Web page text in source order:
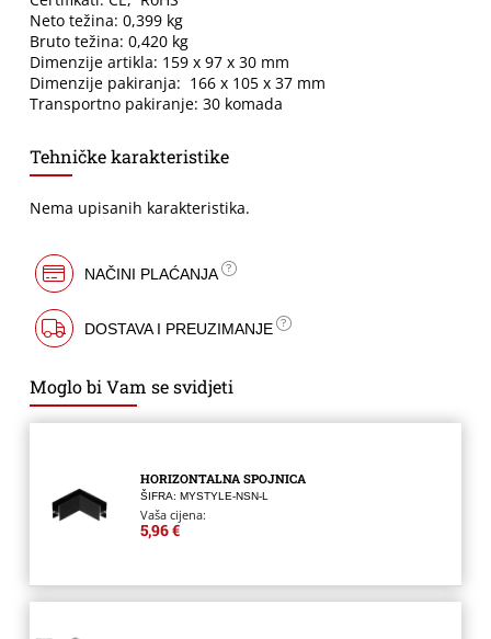
Neto težina: 0,399 kg
Bruto težina: 0,420 kg
Dimenzije artikla: 159 x 97 x 30 mm
Dimenzije pakiranja: 166 x 105 x 37 mm
Transportno pakiranje: 30 komada
Tehničke karakteristike
Nema upisanih karakteristika.
NAČINI PLAĆANJA
DOSTAVA I PREUZIMANJE
Moglo bi Vam se svidjeti
HORIZONTALNA SPOJNICA
ŠIFRA: MYSTYLE-NSN-L
Vaša cijena:
5,96 €